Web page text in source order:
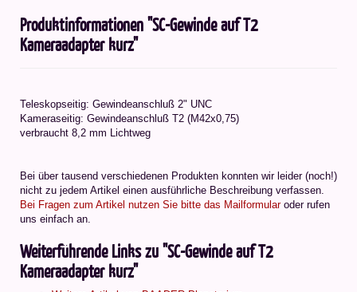
Produktinformationen "SC-Gewinde auf T2
Kameraadapter kurz"
Teleskopseitig: Gewindeanschluß 2" UNC
Kameraseitig: Gewindeanschluß T2 (M42x0,75)
verbraucht 8,2 mm Lichtweg
Bei über tausend verschiedenen Produkten konnten wir leider (noch!)
nicht zu jedem Artikel einen ausführliche Beschreibung verfassen.
Bei Fragen zum Artikel nutzen Sie bitte das Mailformularoder rufen
uns einfach an.
Weiterführende Links zu "SC-Gewinde auf T2
Kameraadapter kurz"